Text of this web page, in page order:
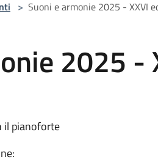
> Suoni e armonie 2025 - XXVI
2025 -
il pianoforte